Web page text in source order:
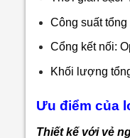
Công suất
Cổng kết nối:
Khối lượng
Ưu điểm của
Thiết kế với vẻ